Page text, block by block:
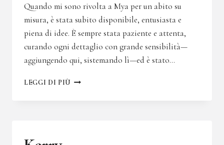
Quando mi sono rivolta a Mya per un abito su
misura, è stata subito disponibile, entusiasta e
piena di idee. È sempre stata paziente e attenta,
curando ogni dettaglio con grande sensibilità—
aggiungendo qui, sistemando lì—ed è stato…
LEGGI DI PIÙ CARLY